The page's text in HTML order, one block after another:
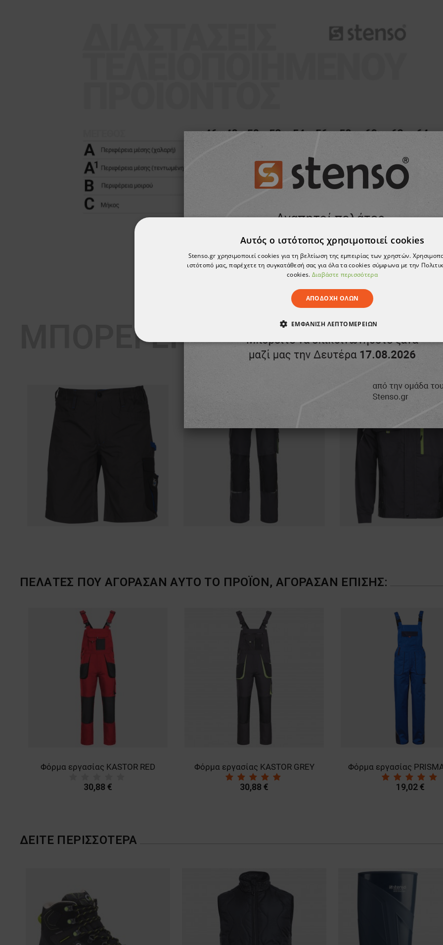
ΜΠΟΡΕΊ ΕΠΊΣΗΣ ΝΑ ΣΑΣ
ΠΕΛΆΤΕΣ ΠΟΥ ΑΓΌΡΑΣΑΝ ΑΥΤΌ ΤΟ ΠΡΟΪΌΝ, ΑΓΌΡΑΣΑΝ ΕΠΊΣΗΣ:
Φόρμα εργασίας KASTOR GREY
30,88 €
Φόρμα εργασίας PRISMA SUMMER ROYAL BLUE/NAVY
19,02 € 11,90 €
ΔΕΊΤΕ ΠΕΡΙΣΣΌΤΕΡΑ
Αυτός ο ιστότοπος χρησιμοποιεί cookies
Stenso.gr χρησιμοποιεί cookies για τη βελτίωση της εμπειρίας των χρηστών.
ιστότοπό μας, παρέχετε τη συγκατάθεσή σας για όλα τα cookies σύμφωνα με την
cookies. Διαβάστε περισσότερα
ΑΠΟΔΟΧΉ ΌΛΩΝ
ΕΜΦΆΝΙΣΗ ΛΕΠΤΟΜΕΡΕΙΏΝ
ΑΠΟΛΎΤΩΣ ΑΠΑΡΑΊΤΗΤΑ ΑΠΌΔΟΣΗΣ ΣΤΌΧΕΥΣΗΣ